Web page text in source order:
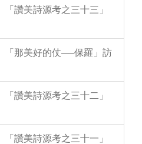
讚美詩源考之三十三」
「那美好的仗──保羅」訪
讚美詩源考之三十二」
讚美詩源考之三十一」